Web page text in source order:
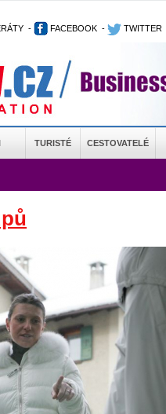
- FACEBOOK - TWITTER
TURISTÉ CESTOVATELÉ